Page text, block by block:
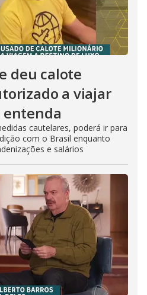
deu calote
a viajar
entenda
cautelares, poderá ir para
com o Brasil enquanto
e salários